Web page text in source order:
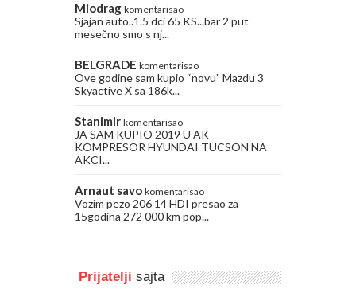
Miodrag komentarisao
Sjajan auto..1.5 dci 65 KS...bar 2 put
mesečno smo s nj...
BELGRADE komentarisao
Ove godine sam kupio “novu” Mazdu 3
Skyactive X sa 186k...
Stanimir komentarisao
JA SAM KUPIO 2019 U AK
KOMPRESOR HYUNDAI TUCSON NA
AKCI...
Arnaut savo komentarisao
Vozim pezo 206 14 HDI presao za
15godina 272 000 km pop...
Prijatelji sajta